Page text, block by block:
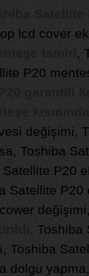
lcd cover
,
P20
değişimi,
Toshiba
Satellite P20
Satellite
Toshiba
Toshiba
dolgu yapma,